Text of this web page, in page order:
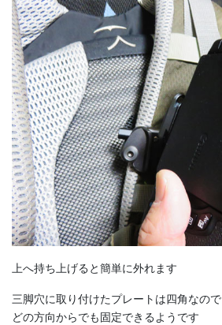
上へ持ち上げると簡単に外れます
三脚穴に取り付けたプレートは四角なので
どの方向からでも固定できるようです